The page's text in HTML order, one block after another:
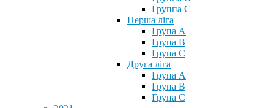
Группа C
Перша ліга
Група A
Група B
Група C
Друга ліга
Група A
Група B
Група C